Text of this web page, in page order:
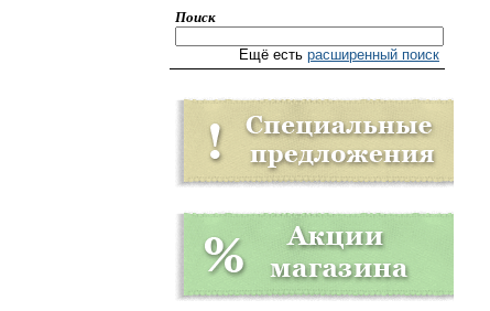
Поиск
Ещё есть расширенный поиск